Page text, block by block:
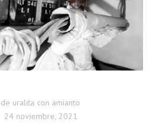
uralita con amianto
24 noviembre, 2021